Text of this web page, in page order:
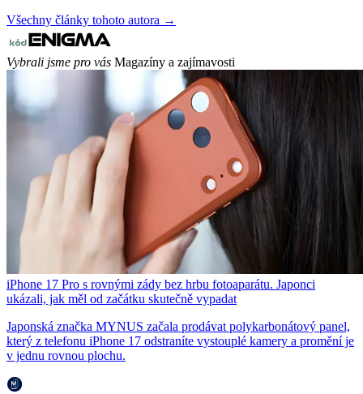
Všechny články tohoto autora →
Vybrali jsme pro vás Magazíny a zajímavosti
iPhone 17 Pro s rovnými zády bez hrbu fotoaparátu. Japonci
ukázali, jak měl od začátku skutečně vypadat
Japonská značka MYNUS začala prodávat polykarbonátový panel,
který z telefonu iPhone 17 odstraníte vystouplé kamery a promění je
v jednu rovnou plochu.